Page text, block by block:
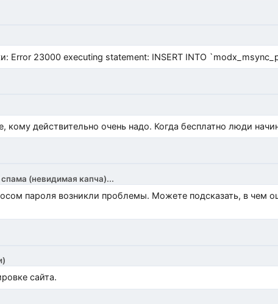
Error 23000 executing statement: INSERT INTO
действительно очень надо. Когда бесплатно люди
(невидимая капча)...
пароля возникли проблемы. Можете подсказать, в чем
сайта.